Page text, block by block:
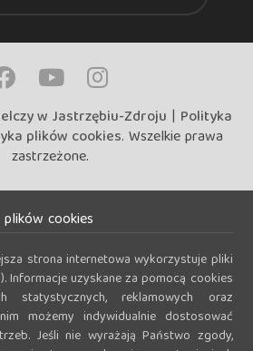
w Jastrzębiu-Zdroju | Polityka
plików cookies. Wszelkie prawa
zastrzeżone.
cookies
strona internetowa wykorzystuje pliki
Informacje uzyskane za pomocą cookies
reklamowych oraz
możemy indywidualnie dostosować
Jeśli nie wyrażają Państwo zgody,